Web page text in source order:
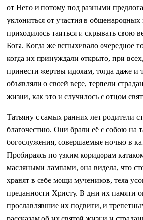
от Него и потому под разными
уклониться от участия в
приходилось таиться и скрывать свою
Бога. Когда же вспыхивало очередное
когда их принуждали открыто, при
принести жертвы идолам, тогда даже и
объявляли о своей вере, терпели
жизни, как это и случилось с отцом
Татьяну с самых ранних лет родители
благочестию. Они брали её с собою на
богослужения, совершаемые ночью в
Пробираясь по узким коридорам
масляными лампами, она видела, что
хранят в себе мощи мучеников, тела
преданности Христу. В дни их памяти
прославлявшие их подвиги, и